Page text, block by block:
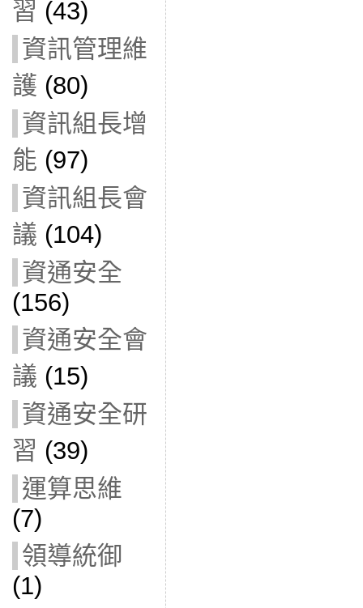
習 (43)
資訊管理維
護 (80)
資訊組長增
能 (97)
資訊組長會
議 (104)
資通安全
(156)
資通安全會
議 (15)
資通安全研
習 (39)
運算思維
(7)
領導統御
(1)